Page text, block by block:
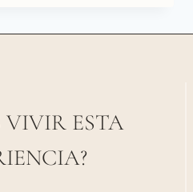
VIVIR ESTA